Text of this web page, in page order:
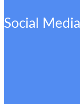
Social Media